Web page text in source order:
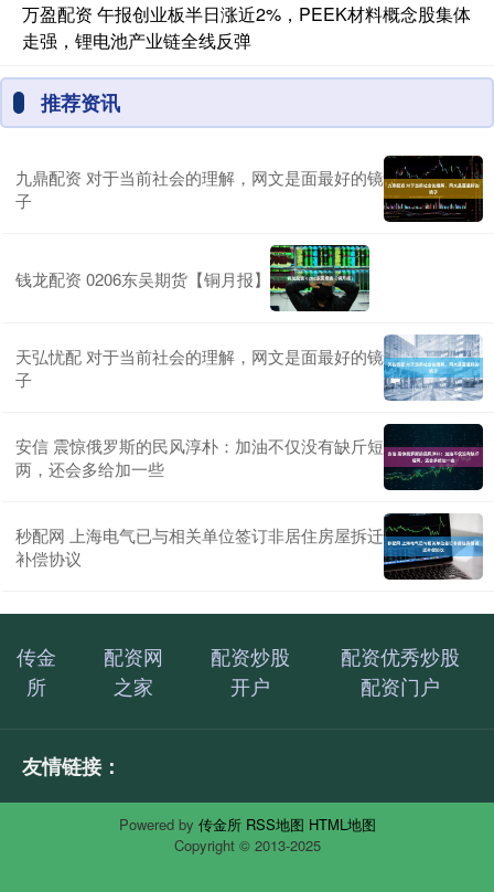
万盈配资 午报创业板半日涨近2%，PEEK材料概念股集体
走强，锂电池产业链全线反弹
推荐资讯
九鼎配资 对于当前社会的理解，网文是面最好的镜
子
钱龙配资 0206东吴期货【铜月报】
天弘忧配 对于当前社会的理解，网文是面最好的镜
子
安信 震惊俄罗斯的民风淳朴：加油不仅没有缺斤短
两，还会多给加一些
秒配网 上海电气已与相关单位签订非居住房屋拆迁
补偿协议
传金
所
配资网
之家
配资炒股
开户
配资优秀炒股
配资门户
友情链接：
Powered by 传金所 RSS地图 HTML地图
Copyright © 2013-2025